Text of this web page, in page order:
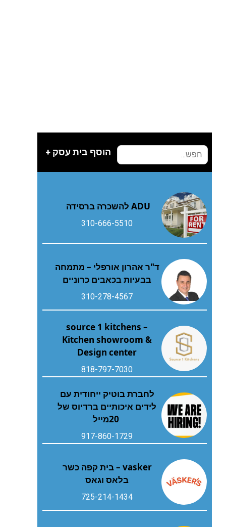
הוסף בית עסק +
ADU להשכרה ברסידה
310-666-5510
ד"ר אהרון אורפלי – מתמחה
בבעיות בכאבים כרוניים
310-278-4567
source 1 kitchens –
Kitchen showroom &
Design center
818-797-7030
‬20‭ ‬מייל
917-860-1729
vasker – בית קפה כשר
בלאס וגאס
725-214-1434